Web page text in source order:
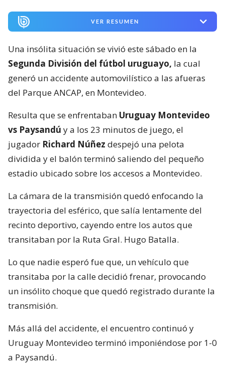
VER RESUMEN
Una insólita situación se vivió este sábado en la
Segunda División del fútbol uruguayo, la cual
generó un accidente automovilístico a las afueras
del Parque ANCAP, en Montevideo.
Resulta que se enfrentaban Uruguay Montevideo
vs Paysandú y a los 23 minutos de juego, el
jugador Richard Núñez despejó una pelota
dividida y el balón terminó saliendo del pequeño
estadio ubicado sobre los accesos a Montevideo.
La cámara de la transmisión quedó enfocando la
trayectoria del esférico, que salía lentamente del
recinto deportivo, cayendo entre los autos que
transitaban por la Ruta Gral. Hugo Batalla.
Lo que nadie esperó fue que, un vehículo que
transitaba por la calle decidió frenar, provocando
un insólito choque que quedó registrado durante la
transmisión.
Más allá del accidente, el encuentro continuó y
Uruguay Montevideo terminó imponiéndose por 1-0
a Paysandú.